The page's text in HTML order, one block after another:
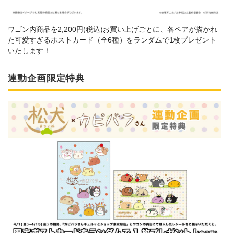
ワゴン内商品を2,200円(税込)お買い上げごとに、各ペアが描かれ
た可愛すぎるポストカード（全6種）をランダムで1枚プレゼント
いたします！
連動企画限定特典